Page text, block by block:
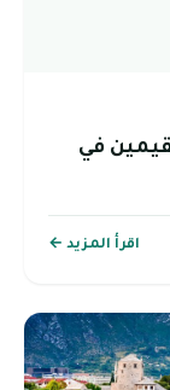
في
اقرأ المزيد ←